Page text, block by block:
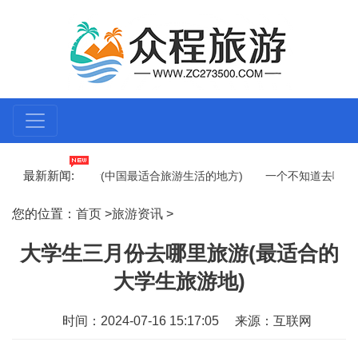
最新新闻:
里适合旅游生活(中国最适合旅游生活的地方) 一个不知道去哪里
推荐) 过年了去哪里旅游最好(过年旅游不妨选择这几个地方)
您的位置： 首页 >旅游资讯 >
大学生三月份去哪里旅游(最适合的
大学生旅游地)
时间：2024-07-16 15:17:05 来源：互联网